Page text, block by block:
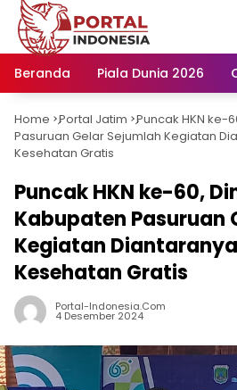
Langsung
konten
Beranda
Piala Dunia 2026
Home -
Portal Jatim -
Puncak HKN ke-
Pasuruan Gelar Sejumlah Kegiatan
Kesehatan Gratis
Puncak HKN ke-60,
Kabupaten Pasuruan
Kegiatan
Kesehatan Gratis
Portal-Indonesia.com
4 Desember 2024